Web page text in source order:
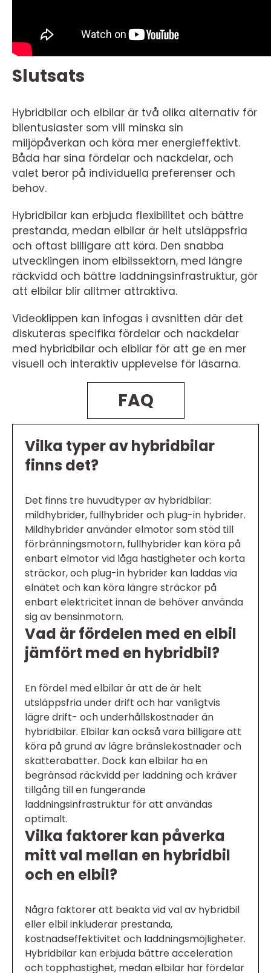
Slutsats
Hybridbilar och elbilar är två olika alternativ för
bilentusiaster som vill minska sin
miljöpåverkan och köra mer energieffektivt.
Båda har sina fördelar och nackdelar, och
valet beror på individuella preferenser och
behov.
Hybridbilar kan erbjuda flexibilitet och bättre
prestanda, medan elbilar är helt utsläppsfria
och oftast billigare att köra. Den snabba
utvecklingen inom elbilssektorn, med längre
räckvidd och bättre laddningsinfrastruktur, gör
att elbilar blir alltmer attraktiva.
Videoklippen kan infogas i avsnitten där det
diskuteras specifika fördelar och nackdelar
med hybridbilar och elbilar för att ge en mer
visuell och interaktiv upplevelse för läsarna.
FAQ
Vilka typer av hybridbilar
finns det?
Det finns tre huvudtyper av hybridbilar:
mildhybrider, fullhybrider och plug-in hybrider.
Mildhybrider använder elmotor som stöd till
förbränningsmotorn, fullhybrider kan köra på
enbart elmotor vid låga hastigheter och korta
sträckor, och plug-in hybrider kan laddas via
elnätet och kan köra längre sträckor på
enbart elektricitet innan de behöver använda
sig av bensinmotorn.
Vad är fördelen med en elbil
jämfört med en hybridbil?
En fördel med elbilar är att de är helt
utsläppsfria under drift och har vanligtvis
lägre drift- och underhållskostnader än
hybridbilar. Elbilar kan också vara billigare att
köra på grund av lägre bränslekostnader och
skatterabatter. Dock kan elbilar ha en
begränsad räckvidd per laddning och kräver
tillgång till en fungerande
laddningsinfrastruktur för att användas
optimalt.
Vilka faktorer kan påverka
mitt val mellan en hybridbil
och en elbil?
Några faktorer att beakta vid val av hybridbil
eller elbil inkluderar prestanda,
kostnadseffektivitet och laddningsmöjligheter.
Hybridbilar kan erbjuda bättre acceleration
och topphastighet, medan elbilar har fördelar